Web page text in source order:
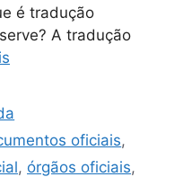
é tradução
A tradução
oficiais,
, órgãos oficiais,